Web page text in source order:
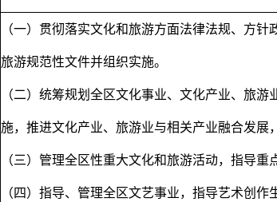
（一）贯彻落实文化和旅游方面法律法规、方
旅游规范性文件并组织实施。
（二）统筹规划全区文化事业、文化产业、旅
施，推进文化产业、旅游业与相关产业融合发展
（三）管理全区性重大文化和旅游活动，指导
（四）指导、管理全区文艺事业，指导艺术创